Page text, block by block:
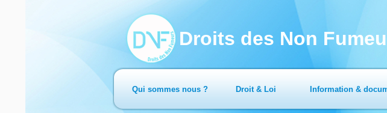
Droits des Non
Qui sommes nous ? Droit & Loi Information &